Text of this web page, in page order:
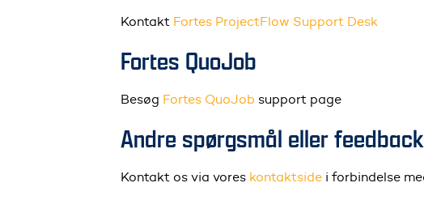
Kontakt Fortes ProjectFlow Support Desk
Fortes QuoJob
Besøg Fortes QuoJob support page
Andre spørgsmål eller feedback
Kontakt os via vores kontaktside i forbindelse